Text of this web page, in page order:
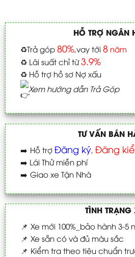
HỖ TRỢ NGÂN
♻️Trả góp 80%,vay tới 8năm
♻️ Lãi suất chỉ từ3.9%
♻️ Hỗ trợ hồ sơ Nợ xấu
Xem hướng dẫn Trả Góp
TƯ VẤN BÁN
➡️ Hỗ trợ Đăng ký, Đăng
➡️ Lái Thử miễn phí
➡️ Giao xe Tận Nhà
TÌNH TRẠNG
📌 Xe mới 100%_bảo hành 3-5
📌 Xe sẵn có và đủ màu sắc
📌 Kiểm tra theo tiêu chuẩn